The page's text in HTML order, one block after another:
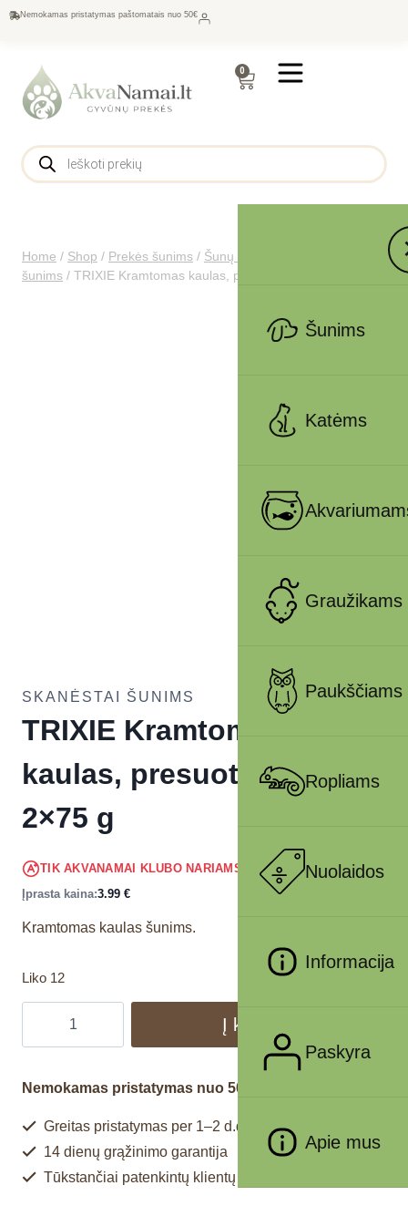
Nemokamas pristatymas paštomatais nuo 50€
0
Šunims
Katėms
Graužikams
Paukščiams
Ropliams
Nuolaidos
Informacija
Paskyra
Apie mus
Home / Shop / Prekės šunims / Šunų maistas
šunims / TRIXIE Kramtomas kaulas, presuotas, 15 cm, 2×75 g
SKANĖSTAI ŠUNIMS
TRIXIE Kramtomas
kaulas, presuotas, 15 cm,
2×75 g
TIK AKVANAMAI KLUBO NARIAMS 3.79 € !
Įprasta kaina:3.99 €
Kramtomas kaulas šunims.
Liko 12
Į krepšelį
Nemokamas pristatymas nuo 50€
Greitas pristatymas per 1–2 d.d.
14 dienų grąžinimo garantija
Tūkstančiai patenkintų klientų